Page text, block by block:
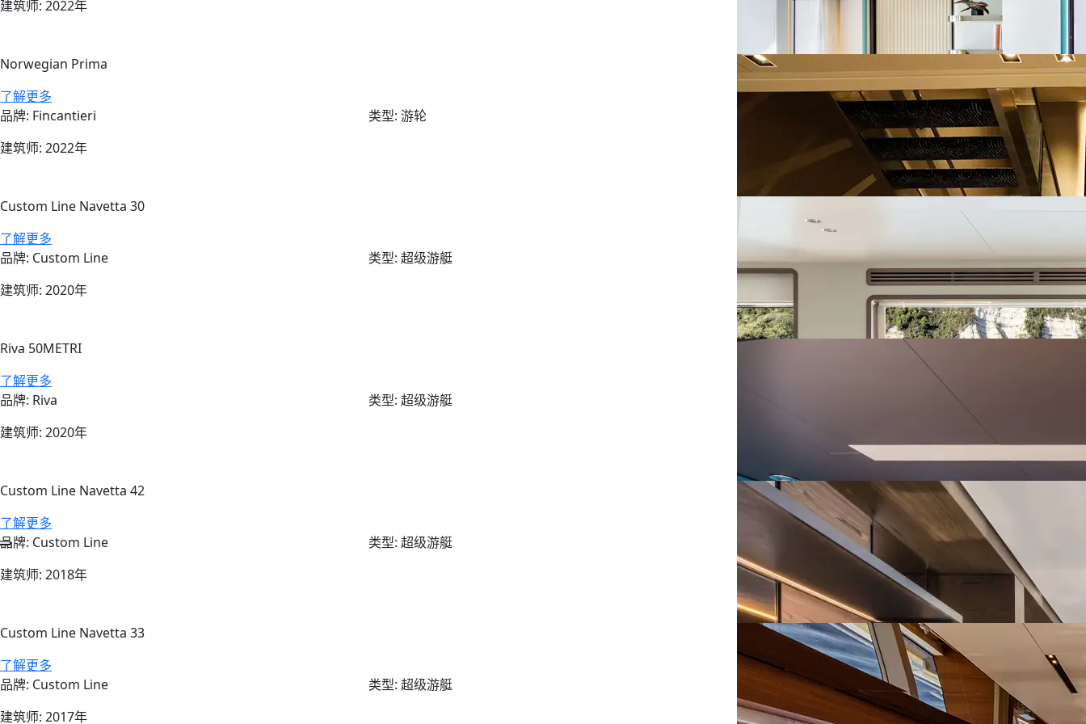
建筑师: 2022年
Norwegian Prima
了解更多
品牌: Fincantieri
建筑师: 2022年
类型: 游轮
Custom Line Navetta 30
了解更多
品牌: Custom Line
建筑师: 2020年
类型: 超级游艇
Riva 50METRI
了解更多
品牌: Riva
建筑师: 2020年
类型: 超级游艇
Custom Line Navetta 42
了解更多
品牌: Custom Line
建筑师: 2018年
类型: 超级游艇
Custom Line Navetta 33
了解更多
品牌: Custom Line
建筑师: 2017年
类型: 超级游艇